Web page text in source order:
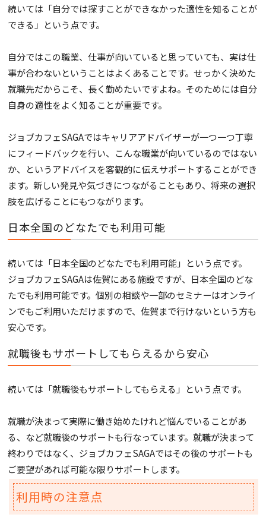
続いては「自分では探すことができなかった適性を知ることが
できる」という点です。
自分ではこの職業、仕事が向いていると思っていても、実は仕
事が合わないということはよくあることです。せっかく決めた
就職先だからこそ、長く勤めたいですよね。そのためには自分
自身の適性をよく知ることが重要です。
ジョブカフェSAGAではキャリアアドバイザーが一つ一つ丁寧
にフィードバックを行い、こんな職業が向いているのではない
か、というアドバイスを客観的に伝えサポートすることができ
ます。新しい発見や気づきにつながることもあり、将来の選択
肢を広げることにもつながります。
日本全国のどなたでも利用可能
続いては「日本全国のどなたでも利用可能」という点です。
ジョブカフェSAGAは佐賀にある施設ですが、日本全国のどな
たでも利用可能です。個別の相談や一部のセミナーはオンライ
ンでもご利用いただけますので、佐賀まで行けないという方も
安心です。
就職後もサポートしてもらえるから安心
続いては「就職後もサポートしてもらえる」という点です。
就職が決まって実際に働き始めたけれど悩んでいることがあ
る、など就職後のサポートも行なっています。就職が決まって
終わりではなく、ジョブカフェSAGAではその後のサポートも
ご要望があれば可能な限りサポートします。
利用時の注意点